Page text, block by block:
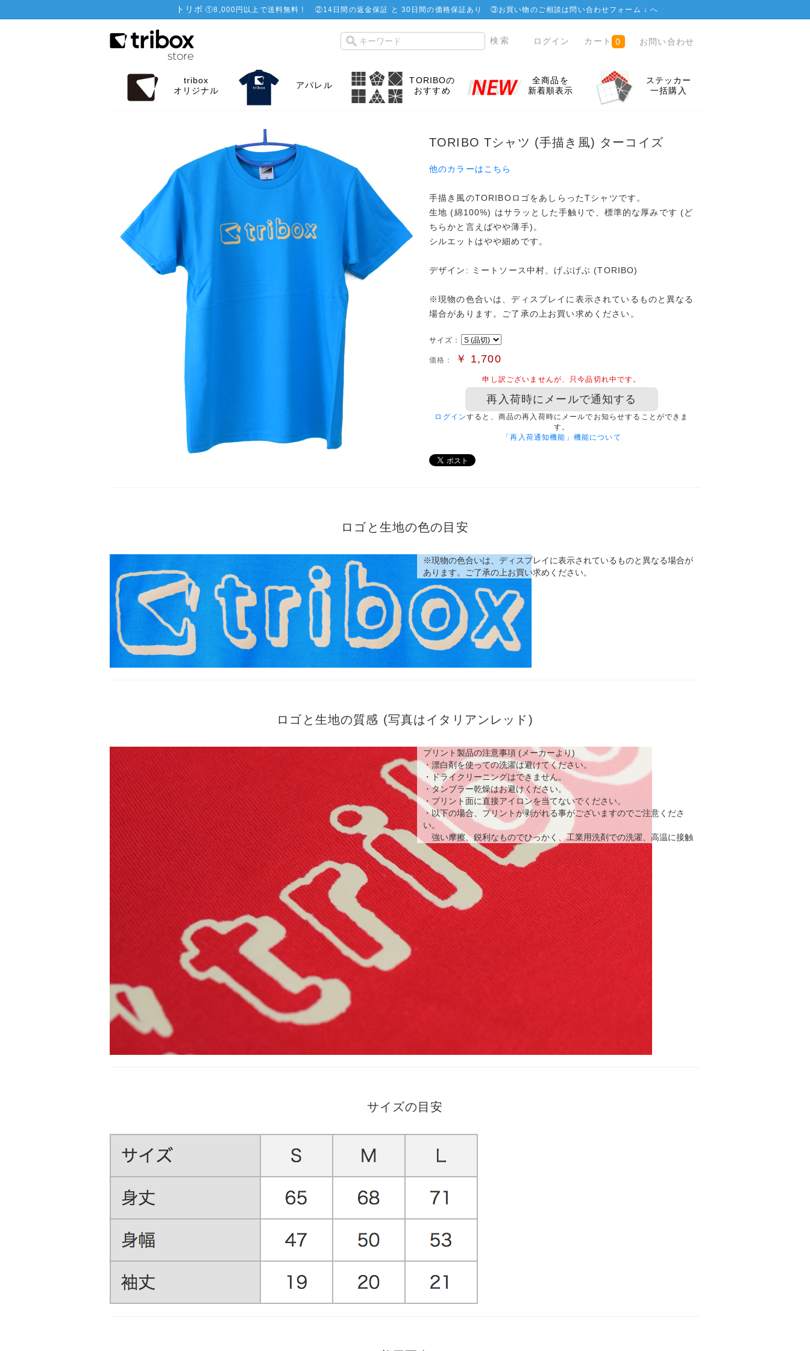
トリボ ①8,000円以上で送料無料！ ②14日間の返金保証 と 30日間の価格保証あり ③お買い物のご相談は問い合わせフォーム ↓へ
ログイン カート 0 お問い合わせ
tribox
オリジナル
アパレル
TORIBOの
おすすめ
全商品を
新着順表示
ステッカー
一括購入
TORIBO Tシャツ (手描き風) ターコイズ
他のカラーはこちら
手描き風のTORIBOロゴをあしらったTシャツです。
生地 (綿100%) はサラッとした手触りで、標準的な厚みです (ど
ちらかと言えばやや薄手)。
シルエットはやや細めです。
デザイン: ミートソース中村、げぶげぶ (TORIBO)
※現物の色合いは、ディスプレイに表示されているものと異なる
場合があります。ご了承の上お買い求めください。
サイズ：
価格： ￥ 1,700
申し訳ございませんが、只今品切れ中です。
再入荷時にメールで通知する
ログインすると、商品の再入荷時にメールでお知らせすることができま
す。
「再入荷通知機能」機能について
ロゴと生地の色の目安
※現物の色合いは、ディスプレイに表示されているものと異なる場合が
あります。ご了承の上お買い求めください。
ロゴと生地の質感 (写真はイタリアンレッド)
プリント製品の注意事項 (メーカーより)
・漂白剤を使っての洗濯は避けてください。
・ドライクリーニングはできません。
・タンブラー乾燥はお避けください。
・プリント面に直接アイロンを当てないでください。
・以下の場合、プリントが剥がれる事がございますのでご注意くださ
い。
強い摩擦、鋭利なものでひっかく、工業用洗剤での洗濯、高温に接触
サイズの目安